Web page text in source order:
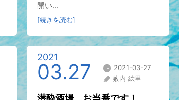
開い...
[続きを読む]
2021
03.27
2021-03-27
薮内 絵里